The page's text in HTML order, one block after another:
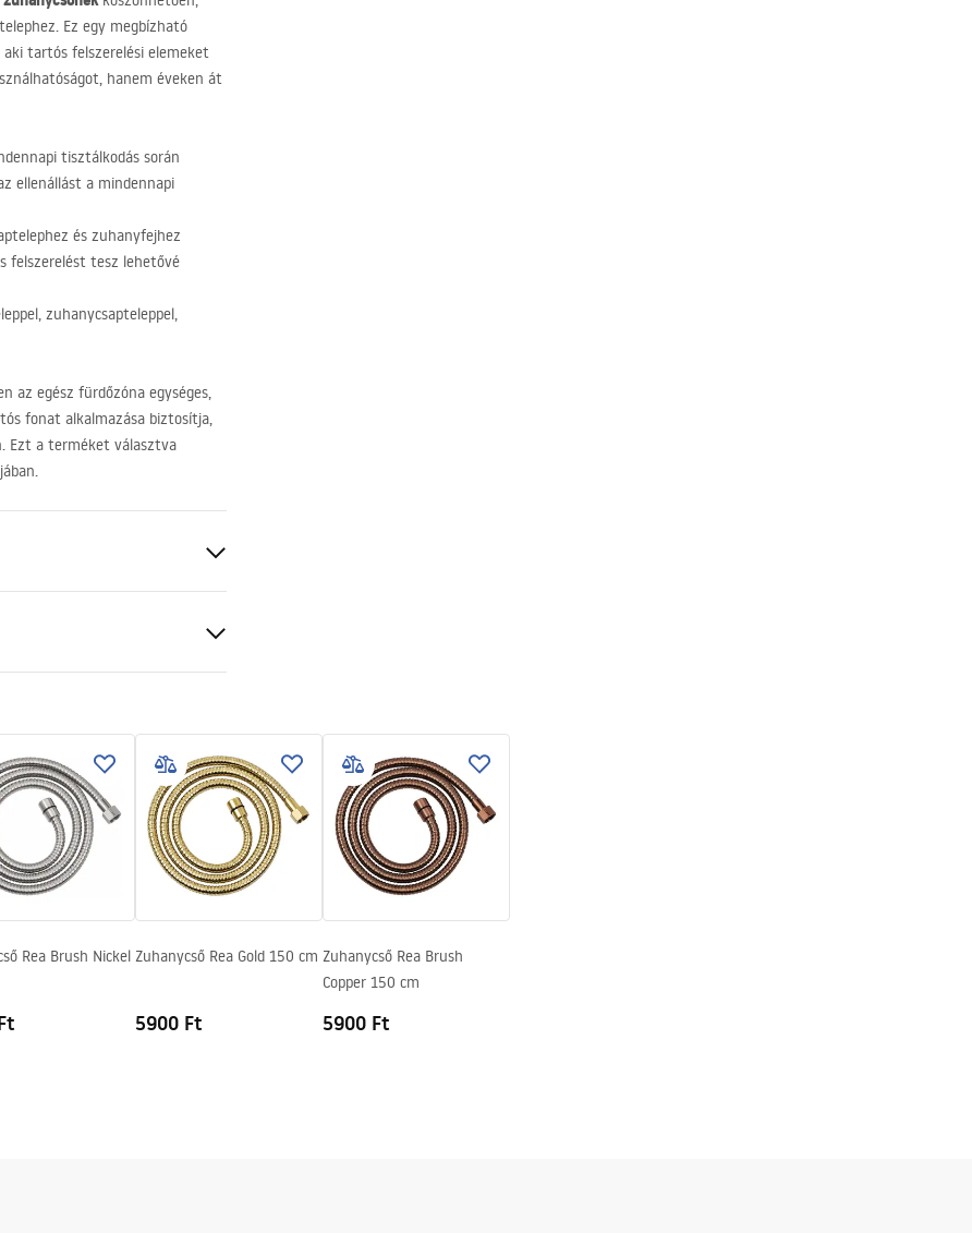
Ez egy megbízható
aki tartós felszerelési elemeket
hanem éveken át
tisztálkodás során
ellenállást a mindennapi
és zuhanyfejhez
felszerelést tesz lehetővé
zuhanycsapteleppel,
az egész fürdőzóna egységes,
fonat alkalmazása biztosítja,
Ezt a terméket választva
acél, ABS
_24.pdf
Rea Brush Nickel Zuhanycső Rea Gold 150 cm
5900 Ft
Zuhanycső Rea Brush
Copper 150 cm
5900 Ft